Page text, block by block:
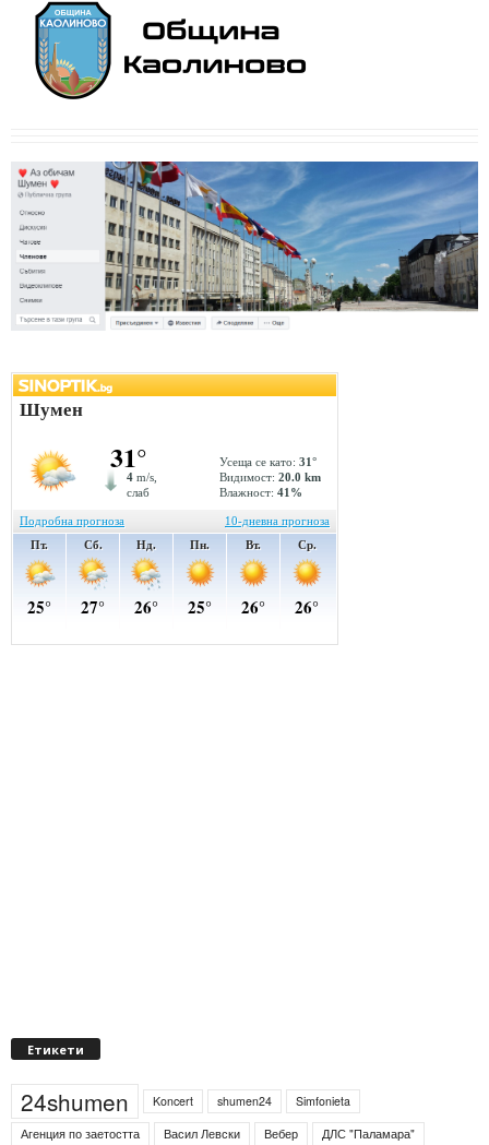
Етикети
24shumen Koncert shumen24
Simfonieta
Агенция по заетостта
Васил Левски Вебер
ДЛС "Паламара"